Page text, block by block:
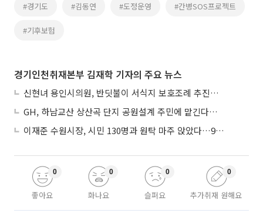
#경기도 #김동연 #도정운영 #간병SOS프로젝트
#기후보험
경기인천취재본부 김재학 기자의 주요 뉴스
신현녀 용인시의원, 반딧불이 서식지 보호조례 추진…"개발과 생태 조화"
GH, 하남교산 상산곡 단지 공원설계 주민에 맡긴다…5만㎡ 녹지
이재준 수원시장, 시민 130명과 원탁 마주 앉았다…9월 비전선포 마지막 관문
좋아요
0
화나요
0
슬퍼요
0
추가취재 원해요
0